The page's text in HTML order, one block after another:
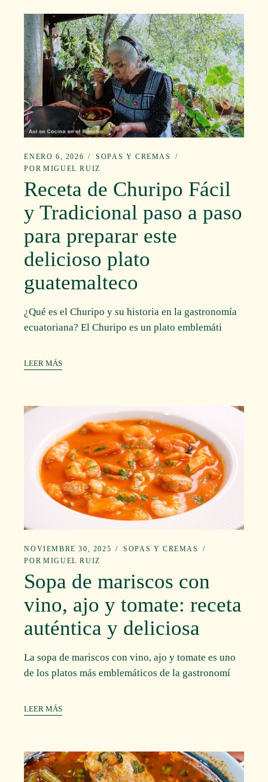
ENERO 6, 2026
SOPAS Y CREMAS
POR MIGUEL RUIZ
Receta de Churipo Fácil
y Tradicional paso a paso
para preparar este
delicioso plato
guatemalteco
¿Qué es el Churipo y su historia en la gastronomía
ecuatoriana? El Churipo es un plato emblemáti
LEER MÁS
NOVIEMBRE 30, 2025
SOPAS Y CREMAS
POR MIGUEL RUIZ
Sopa de mariscos con
vino, ajo y tomate: receta
auténtica y deliciosa
La sopa de mariscos con vino, ajo y tomate es uno
de los platos más emblemáticos de la gastronomí
LEER MÁS